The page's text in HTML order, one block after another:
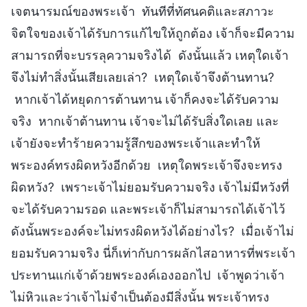
เจตนารมณ์ของพระเจ้า ทันทีที่ทัศนคติและสภาวะ
จิตใจของเจ้าได้รับการแก้ไขให้ถูกต้อง เจ้าก็จะมีความ
สามารถที่จะบรรลุความจริงได้ ดังนั้นแล้ว เหตุใดเจ้า
จึงไม่ทำสิ่งนั้นเสียเลยเล่า? เหตุใดเจ้าจึงต้านทาน?
หากเจ้าได้หยุดการต้านทาน เจ้าก็คงจะได้รับความ
จริง หากเจ้าต้านทาน เจ้าจะไม่ได้รับสิ่งใดเลย และ
เจ้ายังจะทำร้ายความรู้สึกของพระเจ้าและทำให้
พระองค์ทรงผิดหวังอีกด้วย เหตุใดพระเจ้าจึงจะทรง
ผิดหวัง? เพราะเจ้าไม่ยอมรับความจริง เจ้าไม่มีหวังที่
จะได้รับความรอด และพระเจ้าก็ไม่สามารถได้เจ้าไว้
ดังนั้นพระองค์จะไม่ทรงผิดหวังได้อย่างไร? เมื่อเจ้าไม่
ยอมรับความจริง นี่ก็เท่ากับการผลักไสอาหารที่พระเจ้า
ประทานแก่เจ้าด้วยพระองค์เองออกไป เจ้าพูดว่าเจ้า
ไม่หิวและว่าเจ้าไม่จำเป็นต้องมีสิ่งนั้น พระเจ้าทรง